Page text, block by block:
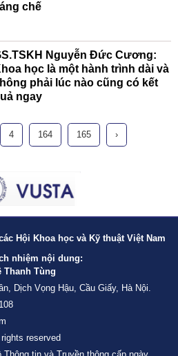
chế
Nguyễn Đức Cương:
học là một hành trình dài và
phải lúc nào cũng có kết
ngay
4 164 165 ›
Hội Khoa học và Kỹ thuật Việt Nam
nhiệm nội dung:
Thanh Tùng
Dịch Vọng Hậu, Cầu Giấy, Hà Nội.
reserved